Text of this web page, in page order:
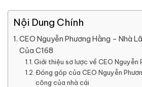
Nội Dung Chính
CEO Nguyễn Phương Hằng – Nhà
Của C168
Giới thiệu sơ lược về CEO Nguyễn
Đóng góp của CEO Nguyễn
công của nhà cái